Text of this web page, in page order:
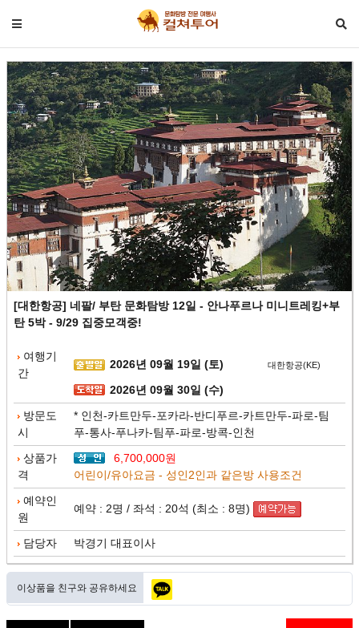
[대한항공] 네팔/ 부탄 문화탐방 12일 - 안나푸르나 미니트레킹+부
탄 5박 - 9/29 집중모객중!
여행기
간
2026년 09월 19일 (토) 대한항공(KE)
2026년 09월 30일 (수)
방문도
시
* 인천-카트만두-포카라-반디푸르-카트만두-파로-팀
푸-통사-푸나카-팀푸-파로-방콕-인천
상품가
격
6,700,000원
어린이/유아요금 - 성인2인과 같은방 사용조건
예약인
원
예약 : 2명 / 좌석 : 20석 (최소 : 8명)
담당자 박경기 대표이사
이상품을 친구와 공유하세요